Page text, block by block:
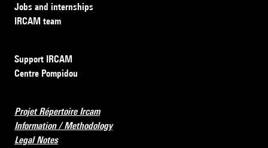
Jobs and internships
IRCAM team
Support IRCAM
Centre Pompidou
Projet Répertoire Ircam
Information / Methodology
Legal Notes